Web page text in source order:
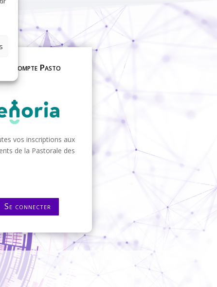
Mon compte Pasto
vos inscriptions aux
de la Pastorale des
Se connecter